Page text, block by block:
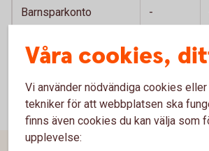
Barnsparkonto -
Våra cookies,
Vi använder nödvändiga cookies
tekniker för att webbplatsen ska
finns även cookies du kan välja som
upplevelse: